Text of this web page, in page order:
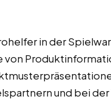
in der
von
und bei